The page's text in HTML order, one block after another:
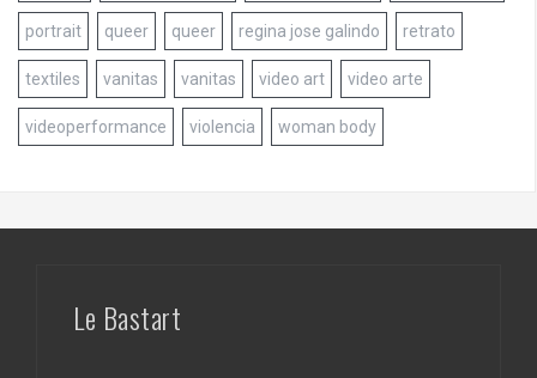
portrait queer queer regina jose galindo retrato
textiles vanitas vanitas video art video arte
videoperformance violencia woman body
Le Bastart